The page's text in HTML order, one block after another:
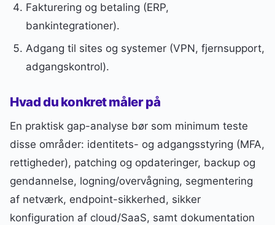
Fakturering og betaling (ERP,
bankintegrationer).
Adgang til sites og systemer (VPN, fjernsupport,
adgangskontrol).
Hvad du konkret måler på
En praktisk gap-analyse bør som minimum teste
disse områder: identitets- og adgangsstyring (MFA,
rettigheder), patching og opdateringer, backup og
gendannelse, logning/overvågning, segmentering
af netværk, endpoint-sikkerhed, sikker
konfiguration af cloud/SaaS, samt dokumentation